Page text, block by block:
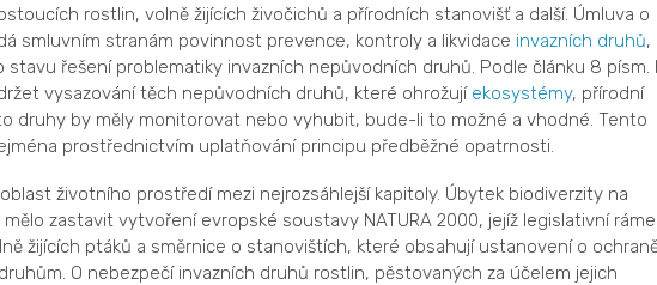
rostlin, volně žijících živočichů a přírodních stanovišť a další. Úmluva o
smluvním stranám povinnost prevence, kontroly a likvidace invazních druhů,
řešení problematiky invazních nepůvodních druhů. Podle článku 8 písm.
vysazování těch nepůvodních druhů, které ohrožují ekosystémy, přírodní
druhy by měly monitorovat nebo vyhubit, bude-li to možné a vhodné. Tento
prostřednictvím uplatňování principu předběžné opatrnosti.
životního prostředí mezi nejrozsáhlejší kapitoly. Úbytek biodiverzity na
zastavit vytvoření evropské soustavy NATURA 2000, jejíž legislativní
žijících ptáků a směrnice o stanovištích, které obsahují ustanovení o
O nebezpečí invazních druhů rostlin, pěstovaných za účelem jejich